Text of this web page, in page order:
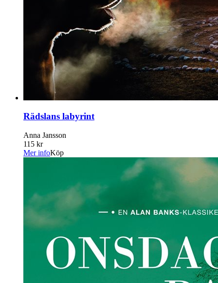
Rädslans labyrint
Anna Jansson
115 kr
Mer infoKöp